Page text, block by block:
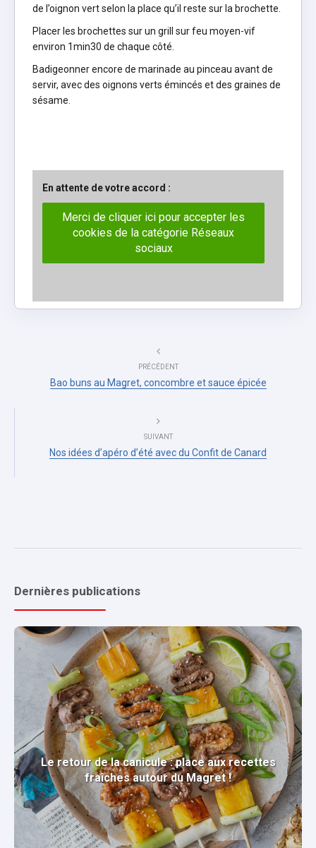
de l’oignon vert selon la place qu’il reste sur la brochette.
Placer les brochettes sur un grill sur feu moyen-vif
environ 1min30 de chaque côté.
Badigeonner encore de marinade au pinceau avant de
servir, avec des oignons verts émincés et des graines de
sésame.
En attente de votre accord :
Merci de cliquer ici pour accepter les
cookies de la catégorie Réseaux
sociaux
PRÉCÉDENT
Bao buns au Magret, concombre et sauce épicée
SUIVANT
Nos idées d’apéro d’été avec du Confit de Canard
Dernières publications
Le retour de la canicule : place aux recettes
fraîches autour du Magret !